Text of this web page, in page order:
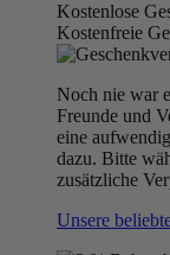
Kostenlose
Kostenfreie
Noch nie war
Freunde und
eine
dazu. Bitte
zusätzliche
Unsere